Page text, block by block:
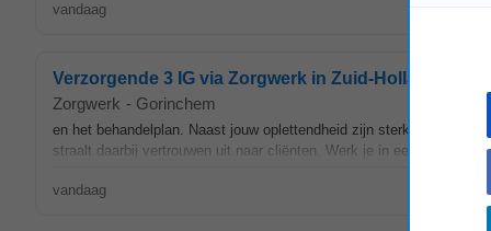
vandaag
Verzorgende 3 IG via Zorgwerk in Zuid-Holland,
Zorgwerk - Gorinchem
en het behandelplan. Naast jouw oplettendheid zijn sterke
straalt daarbij vertrouwen uit naar cliënten. Werk je in een V&V-
vandaag